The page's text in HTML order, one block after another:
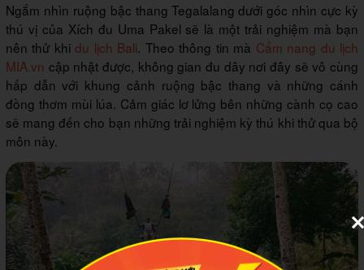
Ngắm nhìn ruộng bậc thang Tegalalang dưới góc nhìn cực kỳ
thú vị của Xích đu Uma Pakel sẽ là một trải nghiệm mà bạn
nên thử khidu lịch Bali. Theo thông tin mà Cẩm nang du lịch
MIA.vn cập nhật được, không gian đu dây nơi đây sẽ vô cùng
hấp dẫn với khung cảnh ruộng bậc thang và những cánh
đồng thơm mùi lúa. Cảm giác lơ lửng bên những cành cọ cao
sẽ mang đến cho bạn những trải nghiệm kỳ thú khi thử qua bộ
môn này.